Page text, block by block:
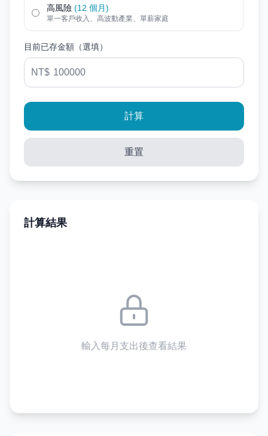
高風險 (12 個月)
單一客戶收入、高波動產業、單薪家庭
目前已存金額（選填）
NT$
計算
重置
計算結果
輸入每月支出後查看結果